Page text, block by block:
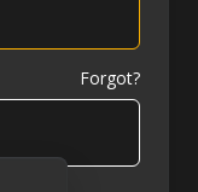
Forgot?